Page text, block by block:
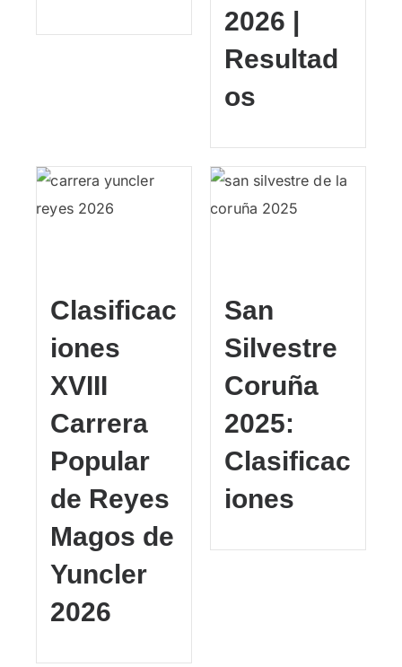
2026 |
Resultad
os
Clasificac
iones
XVIII
Carrera
Popular
de Reyes
Magos de
Yuncler
2026
San
Silvestre
Coruña
2025:
Clasificac
iones